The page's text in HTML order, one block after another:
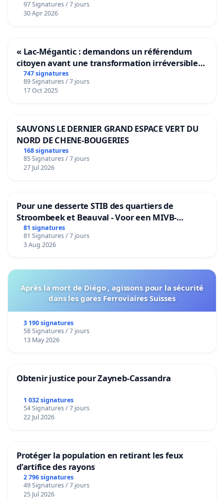
97 Signatures / 7 jours
30 Apr 2026
« Lac-Mégantic : demandons un référendum
citoyen avant une transformation irréversible
de notre territoire »
747 signatures
89 Signatures / 7 jours
17 Oct 2025
SAUVONS LE DERNIER GRAND ESPACE VERT DU
NORD DE CHENE-BOUGERIES
168 signatures
85 Signatures / 7 jours
27 Jul 2026
Pour une desserte STIB des quartiers de
Stroombeek et Beauval - Voor een MIVB-
bediening van de wijken Strombeek en Het
Voor
81 signatures
81 Signatures / 7 jours
3 Aug 2026
Après la mort de Diégo , agissons pour la sécurité
dans les gares Ferroviaires Suisses
3 190 signatures
58 Signatures / 7 jours
13 May 2026
Obtenir justice pour Zayneb-Cassandra
1 032 signatures
54 Signatures / 7 jours
22 Jul 2026
Protéger la population en retirant les feux
d’artifice des rayons
2 796 signatures
49 Signatures / 7 jours
25 Jul 2026